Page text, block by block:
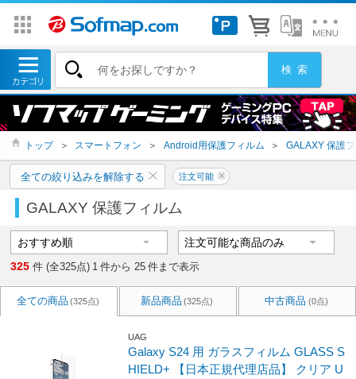
トップ ＞ スマートフォン ＞ Android用保護フィルム ＞ GALAXY 保護
全ての絞り込みを解除する 注文可能
GALAXY 保護フィルム
325 件 (全325点) 1 件から 25 件まで表示
全ての商品 (325点) 新品商品 (325点) 中古商品 (0点)
UAG
Galaxy S24 用 ガラスフィルム GLASS S
HIELD+ 【日本正規代理店品】 クリア U